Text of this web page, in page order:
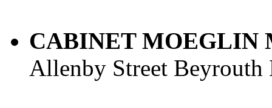
CABINET MOEGLIN
Allenby Street Beyrouth